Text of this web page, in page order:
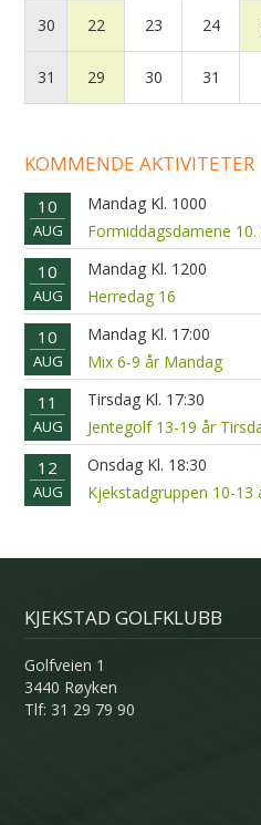
30 22 23 24
31 29 30 31
KOMMENDE AKTIVITETER
10
AUG
Mandag Kl. 1000
Formiddagsdamene
10
AUG
Mandag Kl. 1200
Herredag 16
10
AUG
Mandag Kl. 17:00
Mix 6-9 år Mandag
11
AUG
Tirsdag Kl. 17:30
Jentegolf 13-19 år
12
AUG
Onsdag Kl. 18:30
Kjekstadgruppen 10-13
KJEKSTAD GOLFKLUBB
Golfveien 1
3440 Røyken
Tlf: 31 29 79 90